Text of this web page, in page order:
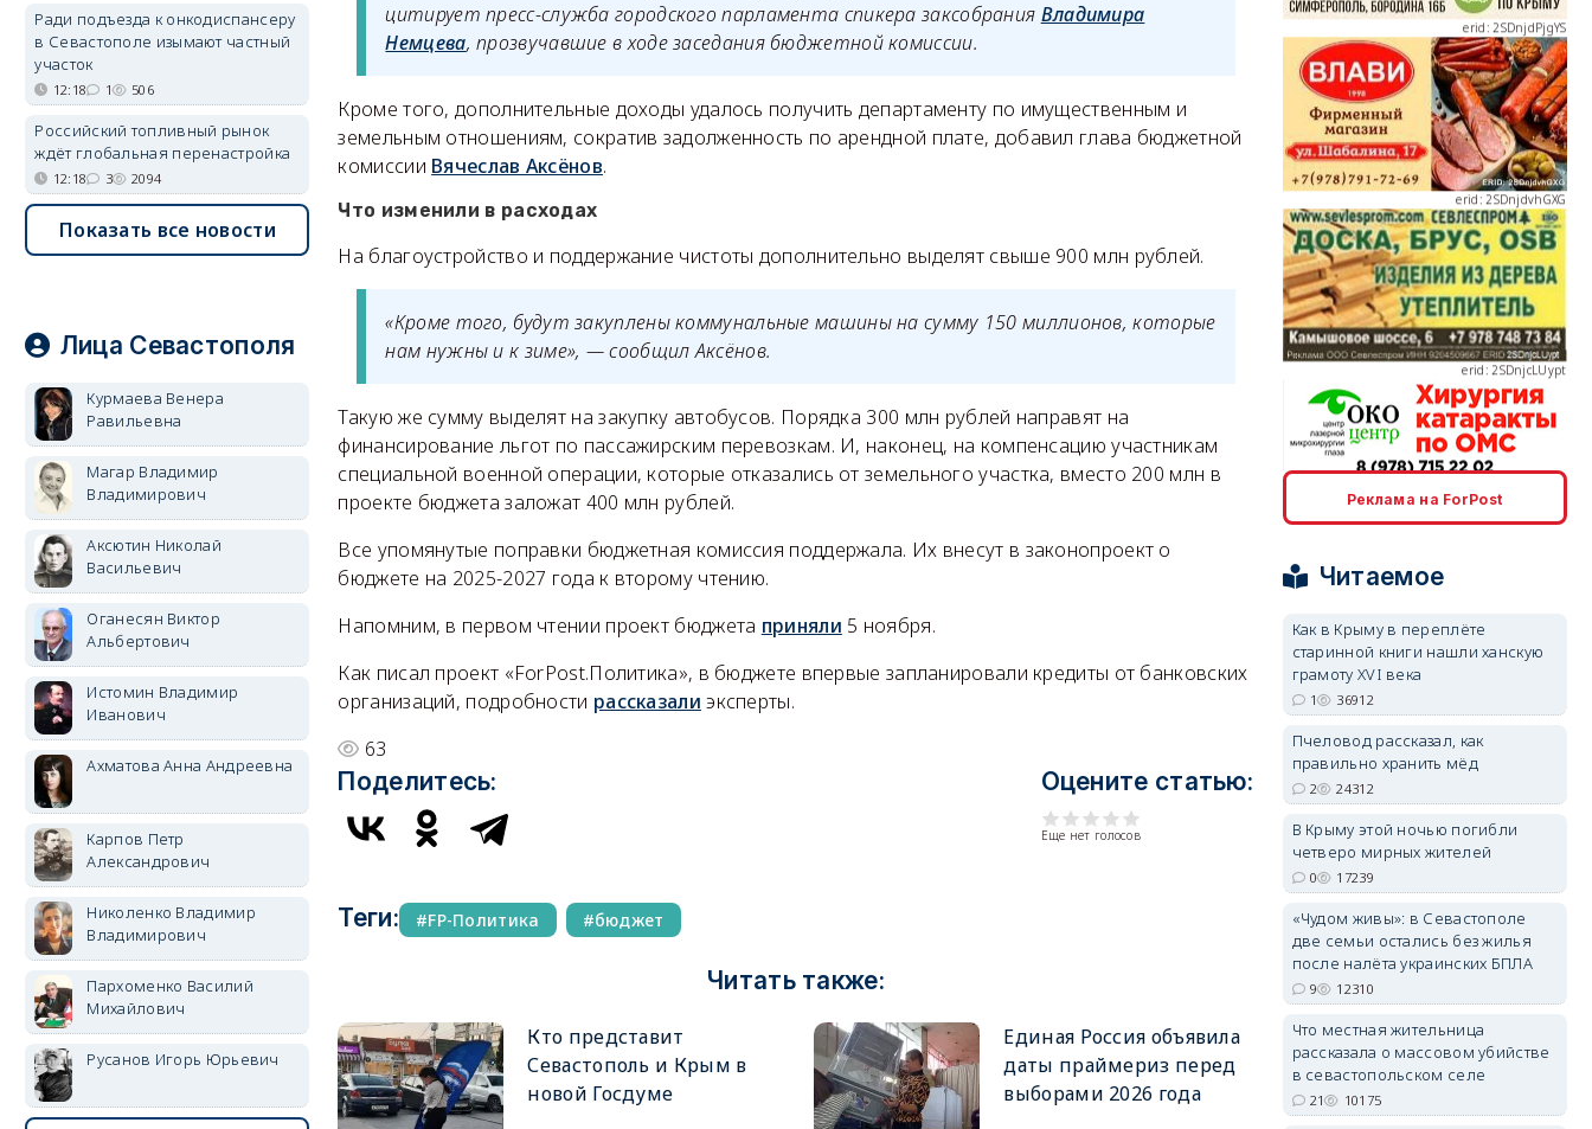
цитирует пресс-служба городского парламента спикера заксобрания Владимира
Немцева, прозвучавшие в ходе заседания бюджетной комиссии.
Кроме того, дополнительные доходы удалось получить департаменту по имущественным и
земельным отношениям, сократив задолженность по арендной плате, добавил глава бюджетной
комиссии Вячеслав Аксёнов.
Что изменили в расходах
На благоустройство и поддержание чистоты дополнительно выделят свыше 900 млн рублей.
«Кроме того, будут закуплены коммунальные машины на сумму 150 миллионов, которые
нам нужны и к зиме», — сообщил Аксёнов.
Такую же сумму выделят на закупку автобусов. Порядка 300 млн рублей направят на
финансирование льгот по пассажирским перевозкам. И, наконец, на компенсацию участникам
специальной военной операции, которые отказались от земельного участка, вместо 200 млн в
проекте бюджета заложат 400 млн рублей.
Все упомянутые поправки бюджетная комиссия поддержала. Их внесут в законопроект о
бюджете на 2025-2027 года к второму чтению.
Напомним, в первом чтении проект бюджета приняли 5 ноября.
Как писал проект «ForPost.Политика», в бюджете впервые запланировали кредиты от банковских
организаций, подробности рассказали эксперты.
63
Поделитесь: Оцените статью:
Еще нет голосов
Теги: FP-Политика бюджет
Читать также:
Кто представит
Севастополь и Крым в
новой Госдуме
Единая Россия объявила
даты праймериз перед
выборами 2026 года
Ради подъезда к онкодиспансеру
в Севастополе изымают частный
участок
12:18 1 506
Российский топливный рынок
ждёт глобальная перенастройка
12:18 3 2094
Показать все новости
Лица Севастополя
Курмаева Венера
Равильевна
Магар Владимир
Владимирович
Аксютин Николай
Васильевич
Оганесян Виктор
Альбертович
Истомин Владимир
Иванович
Ахматова Анна Андреевна
Карпов Петр
Александрович
Николенко Владимир
Владимирович
Пархоменко Василий
Михайлович
Русанов Игорь Юрьевич
erid: 2SDnjdvhGXG
erid: 2SDnjcLUypt
erid: 2SDnjcrDNw6
erid: 2SDnjdPjgYS
erid: 2SDnjdvhGXG
Реклама на ForPost
Читаемое
Как в Крыму в переплёте
старинной книги нашли ханскую
грамоту XVI века
1 36912
Пчеловод рассказал, как
правильно хранить мёд
2 24312
В Крыму этой ночью погибли
четверо мирных жителей
0 17239
«Чудом живы»: в Севастополе
две семьи остались без жилья
после налёта украинских БПЛА
9 12310
Что местная жительница
рассказала о массовом убийстве
в севастопольском селе
21 10175